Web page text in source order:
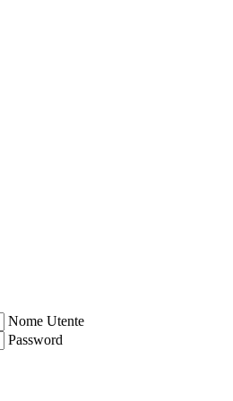
Nome Utente
Password